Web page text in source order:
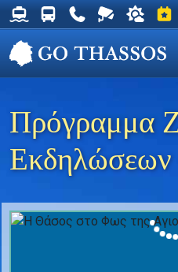
Δρομολόγια Φέρυ για Θάσο
Δρομολόγια
Χρήσιμα Τηλέφωνα
Ζωντανή
Ο
Πρόγραμμα